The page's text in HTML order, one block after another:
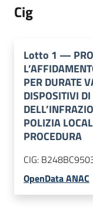
Cig
Lotto 1 —
PER DURATE
DISPOSITIVI
POLIZIA
PROCEDURA
CIG:
OpenData ANAC